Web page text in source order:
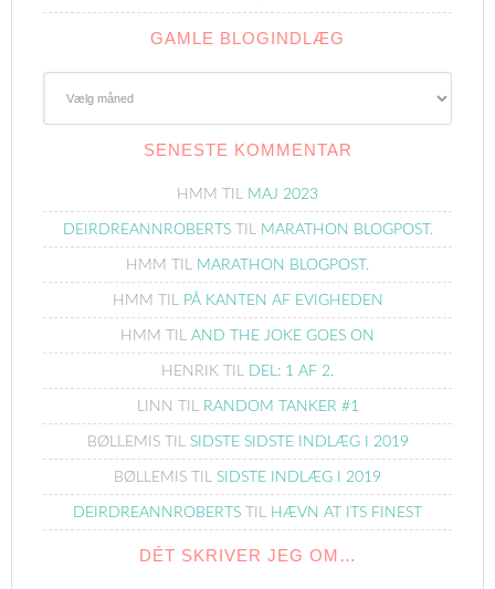
GAMLE BLOGINDLÆG
SENESTE KOMMENTAR
HMM TIL MAJ 2023
DEIRDREANNROBERTSTIL MARATHON BLOGPOST.
HMM TIL MARATHON BLOGPOST.
HMM TIL PÅ KANTEN AF EVIGHEDEN
HMM TIL AND THE JOKE GOES ON
HENRIK TIL DEL: 1 AF 2.
LINN TIL RANDOM TANKER #1
BØLLEMISTIL SIDSTE SIDSTE INDLÆG I 2019
BØLLEMIS TIL SIDSTE INDLÆG I 2019
DEIRDREANNROBERTS TIL HÆVN AT ITS FINEST
DÉT SKRIVER JEG OM…